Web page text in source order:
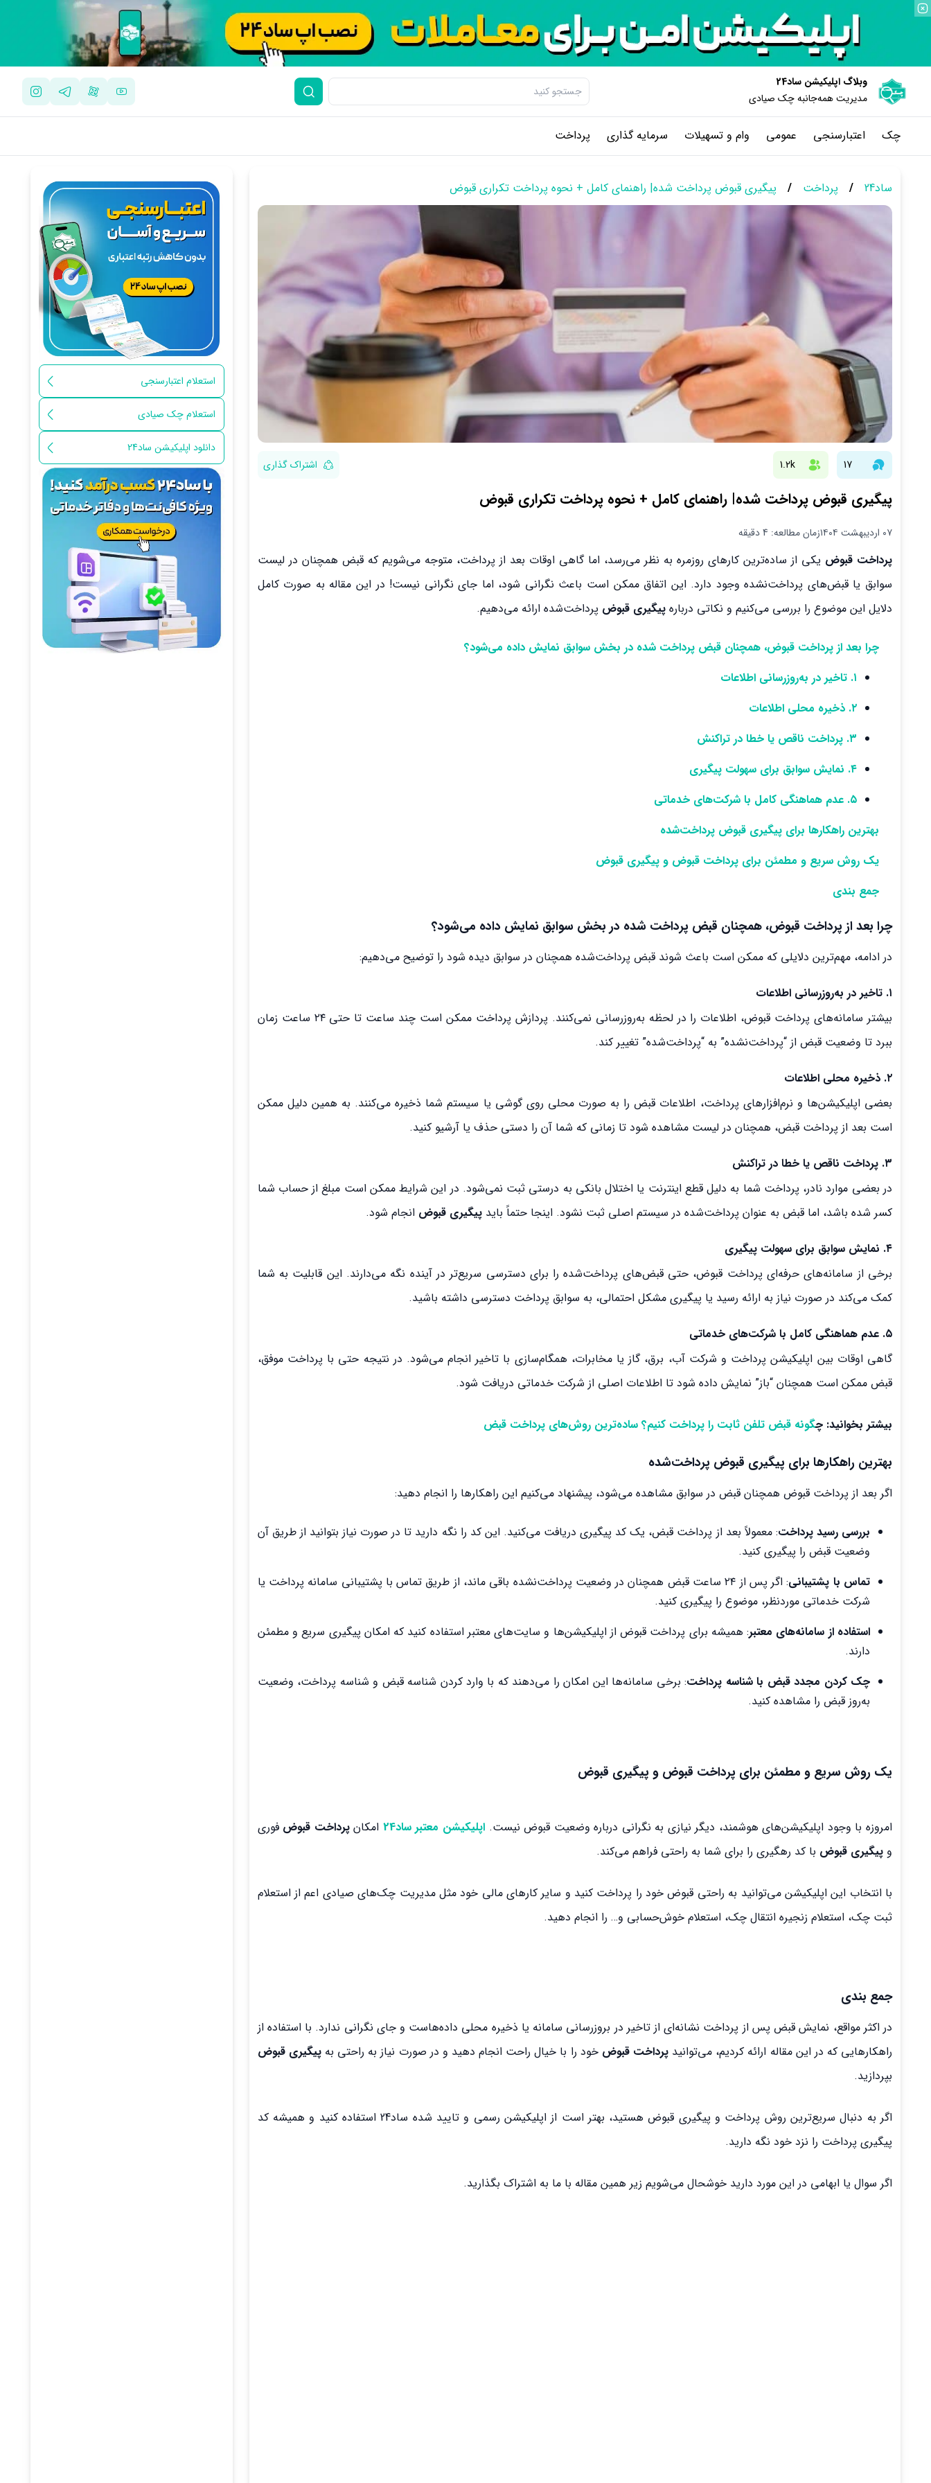
وبلاگ اپلیکیشن ساد24
مدیریت همه‌جانبه چک‌ صیادی
چک اعتبارسنجی عمومی وام و تسهیلات سرمایه گذاری پرداخت
ساد24 / پرداخت / پیگیری قبوض پرداخت شده| راهنمای کامل + نحوه پرداخت تکراری قبوض
17
1.2k اشتراک گذاری
پیگیری قبوض پرداخت شده| راهنمای کامل + نحوه پرداخت تکراری قبوض
۰۷ اردیبهشت ۱۴۰۴ زمان مطالعه: 4 دقیقه
پرداخت قبوض یکی از ساده‌ترین کارهای روزمره به نظر می‌رسد، اما گاهی اوقات بعد از پرداخت، متوجه می‌شویم که قبض همچنان در لیست
سوابق یا قبض‌های پرداخت‌نشده وجود دارد. این اتفاق ممکن است باعث نگرانی شود، اما جای نگرانی نیست! در این مقاله به صورت کامل
دلایل این موضوع را بررسی می‌کنیم و نکاتی درباره پیگیری قبوض پرداخت‌شده ارائه می‌دهیم.
چرا بعد از پرداخت قبوض، همچنان قبض پرداخت شده در بخش سوابق نمایش داده‌ می‌شود؟
۱. تاخیر در به‌روزرسانی اطلاعات
۲. ذخیره محلی اطلاعات
۳. پرداخت ناقص یا خطا در تراکنش
۴. نمایش سوابق برای سهولت پیگیری
۵. عدم هماهنگی کامل با شرکت‌های خدماتی
بهترین راهکارها برای پیگیری قبوض پرداخت‌شده
یک روش سریع و مطمئن برای پرداخت قبوض و پیگیری قبوض
جمع بندی
چرا بعد از پرداخت قبوض، همچنان قبض پرداخت شده در بخش سوابق نمایش داده‌ می‌شود؟
در ادامه، مهم‌ترین دلایلی که ممکن است باعث شوند قبض پرداخت‌شده همچنان در سوابق دیده شود را توضیح می‌دهیم:
۱. تاخیر در به‌روزرسانی اطلاعات
بیشتر سامانه‌های پرداخت قبوض، اطلاعات را در لحظه به‌روزرسانی نمی‌کنند. پردازش پرداخت ممکن است چند ساعت تا حتی ۲۴ ساعت زمان
ببرد تا وضعیت قبض از “پرداخت‌نشده” به “پرداخت‌شده” تغییر کند.
۲. ذخیره محلی اطلاعات
بعضی اپلیکیشن‌ها و نرم‌افزارهای پرداخت، اطلاعات قبض را به صورت محلی روی گوشی یا سیستم شما ذخیره می‌کنند. به همین دلیل ممکن
است بعد از پرداخت قبض، همچنان در لیست مشاهده شود تا زمانی که شما آن را دستی حذف یا آرشیو کنید.
۳. پرداخت ناقص یا خطا در تراکنش
در بعضی موارد نادر، پرداخت شما به دلیل قطع اینترنت یا اختلال بانکی به درستی ثبت نمی‌شود. در این شرایط ممکن است مبلغ از حساب شما
کسر شده باشد، اما قبض به عنوان پرداخت‌شده در سیستم اصلی ثبت نشود. اینجا حتماً باید پیگیری قبوض انجام شود.
۴. نمایش سوابق برای سهولت پیگیری
برخی از سامانه‌های حرفه‌ای پرداخت قبوض، حتی قبض‌های پرداخت‌شده را برای دسترسی سریع‌تر در آینده نگه می‌دارند. این قابلیت به شما
کمک می‌کند در صورت نیاز به ارائه رسید یا پیگیری مشکل احتمالی، به سوابق پرداخت دسترسی داشته باشید.
۵. عدم هماهنگی کامل با شرکت‌های خدماتی
گاهی اوقات بین اپلیکیشن پرداخت و شرکت آب، برق، گاز یا مخابرات، همگام‌سازی با تاخیر انجام می‌شود. در نتیجه حتی با پرداخت موفق،
قبض ممکن است همچنان “باز” نمایش داده شود تا اطلاعات اصلی از شرکت خدماتی دریافت شود.
بیشتر بخوانید: چگونه قبض تلفن ثابت را پرداخت کنیم؟ ساده‌ترین روش‌های پرداخت قبض
بهترین راهکارها برای پیگیری قبوض پرداخت‌شده
اگر بعد از پرداخت قبوض همچنان قبض در سوابق مشاهده می‌شود، پیشنهاد می‌کنیم این راهکارها را انجام دهید:
بررسی رسید پرداخت: معمولاً بعد از پرداخت قبض، یک کد پیگیری دریافت می‌کنید. این کد را نگه دارید تا در صورت نیاز بتوانید از طریق آن
وضعیت قبض را پیگیری کنید.
تماس با پشتیبانی
: اگر پس از ۲۴ ساعت قبض همچنان در وضعیت پرداخت‌نشده باقی ماند، از طریق تماس با پشتیبانی سامانه پرداخت یا
شرکت خدماتی موردنظر، موضوع را پیگیری کنید.
استفاده از سامانه‌های معتبر: همیشه برای پرداخت قبوض از اپلیکیشن‌ها و سایت‌های معتبر استفاده کنید که امکان پیگیری سریع و مطمئن
دارند.
چک کردن مجدد قبض با شناسه پرداخت: برخی سامانه‌ها این امکان را می‌دهند که با وارد کردن شناسه قبض و شناسه پرداخت، وضعیت
به‌روز قبض را مشاهده کنید.
یک روش سریع و مطمئن برای پرداخت قبوض و پیگیری قبوض
امروزه با وجود اپلیکیشن‌های هوشمند، دیگر نیازی به نگرانی درباره وضعیت قبوض نیست. اپلیکیشن‌ معتبر ساد24 امکانپرداخت قبوض فوری
و پیگیری قبوض با کد رهگیری را برای شما به راحتی فراهم می‌کند.
با انتخاب این اپلیکیشن می‌توانید به راحتی قبوض خود را پرداخت کنید و سایر کارهای مالی خود مثل مدیریت چک‌های صیادی اعم از استعلام
ثبت چک، استعلام زنجیره انتقال چک، استعلام خوش‌حسابی و… را انجام دهید.
جمع بندی
در اکثر مواقع، نمایش قبض پس از پرداخت نشانه‌ای از تاخیر در بروزرسانی سامانه یا ذخیره محلی داده‌هاست و جای نگرانی ندارد. با استفاده از
راهکارهایی که در این مقاله ارائه کردیم، می‌توانیدپرداخت قبوض خود را با خیال راحت انجام دهید و در صورت نیاز به راحتی بهپیگیری قبوض
بپردازید.
اگر به دنبال سریع‌ترین روش پرداخت و پیگیری قبوض هستید، بهتر است از اپلیکیشن‌ رسمی و تایید شده ساد24 استفاده کنید و همیشه کد
پیگیری پرداخت را نزد خود نگه دارید.
اگر سوال یا ابهامی در این مورد دارید خوشحال می‌شویم زیر همین مقاله با ما به اشتراک بگذارید.
استعلام اعتبارسنجی
استعلام چک صیادی
دانلود اپلیکیشن ساد24